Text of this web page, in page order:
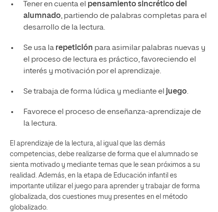
Tener en cuenta el pensamiento sincrético del
alumnado, partiendo de palabras completas para el
desarrollo de la lectura.
Se usa la repetición para asimilar palabras nuevas y
el proceso de lectura es práctico, favoreciendo el
interés y motivación por el aprendizaje.
Se trabaja de forma lúdica y mediante el juego.
Favorece el proceso de enseñanza-aprendizaje de
la lectura.
El aprendizaje de la lectura, al igual que las demás
competencias, debe realizarse de forma que el alumnado se
sienta motivado y mediante temas que le sean próximos a su
realidad. Además, en la etapa de Educación infantil es
importante utilizar el juego para aprender y trabajar de forma
globalizada, dos cuestiones muy presentes en el método
globalizado.